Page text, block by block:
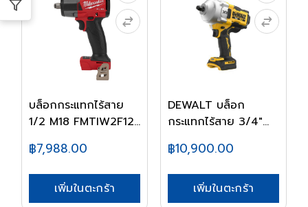
บล็อกกระแทกไร้สาย
1/2 M18 FMTIW2F12...
฿7,988.00
เพิ่มในตะกร้า
DEWALT บล็อก
กระแทกไร้สาย 3/4"
฿10,900.00
เพิ่มในตะกร้า